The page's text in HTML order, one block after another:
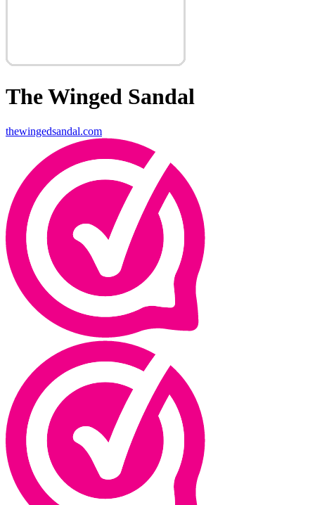
The Winged Sandal
thewingedsandal.com